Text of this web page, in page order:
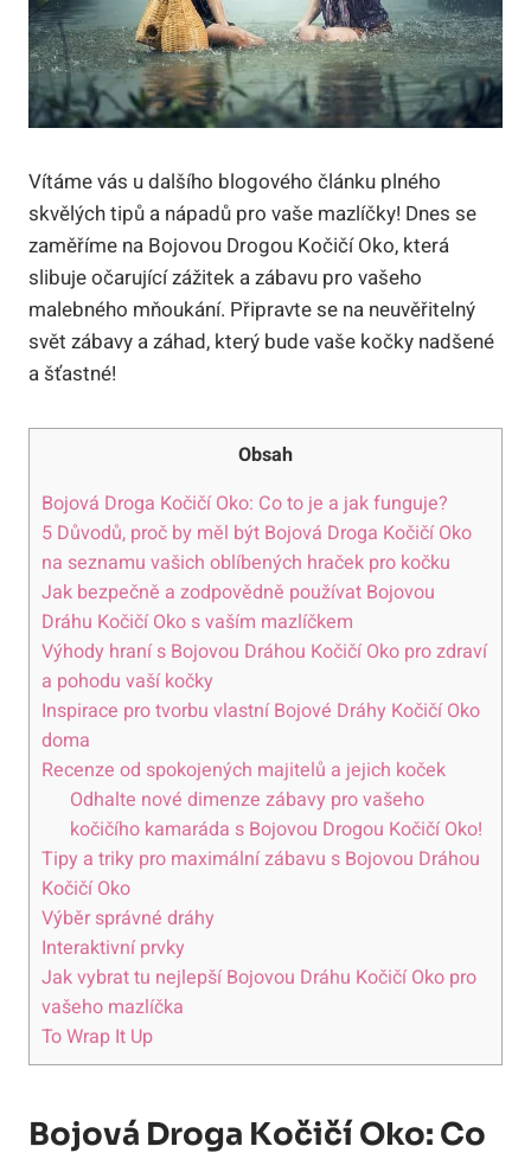
Vítáme vás u dalšího blogového článku plného
skvělých tipů a nápadů pro vaše mazlíčky! Dnes se
zaměříme na Bojovou Drogou Kočičí Oko, která
slibuje očarující zážitek a zábavu pro vašeho
malebného mňoukání. Připravte se na neuvěřitelný
svět zábavy a záhad, který bude vaše kočky nadšené
a šťastné!
Obsah
Bojová Droga Kočičí Oko: Co to je a jak funguje?
5 Důvodů, proč by měl být Bojová Droga Kočičí Oko
na seznamu vašich oblíbených hraček pro kočku
Jak bezpečně a zodpovědně používat Bojovou
Dráhu Kočičí Oko s vaším mazlíčkem
Výhody hraní s Bojovou Dráhou Kočičí Oko pro zdraví
a pohodu vaší kočky
Inspirace pro tvorbu vlastní Bojové Dráhy Kočičí Oko
doma
Recenze od spokojených majitelů a jejich koček
Odhalte nové dimenze zábavy pro vašeho
kočičího kamaráda s Bojovou Drogou Kočičí Oko!
Tipy a triky pro maximální zábavu s Bojovou Dráhou
Kočičí Oko
Výběr správné dráhy
Interaktivní prvky
Jak vybrat tu nejlepší Bojovou Dráhu Kočičí Oko pro
vašeho mazlíčka
To Wrap It Up
Bojová Droga Kočičí Oko: Co